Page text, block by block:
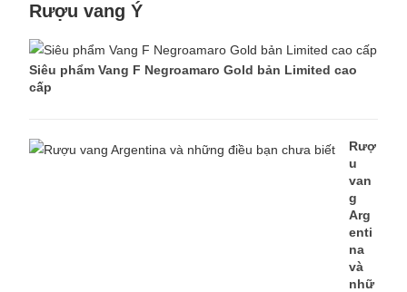
Rượu vang Ý
Siêu phẩm Vang F Negroamaro Gold bản Limited cao
cấp
Rượ
u
van
g
Arg
enti
na
và
nhữ